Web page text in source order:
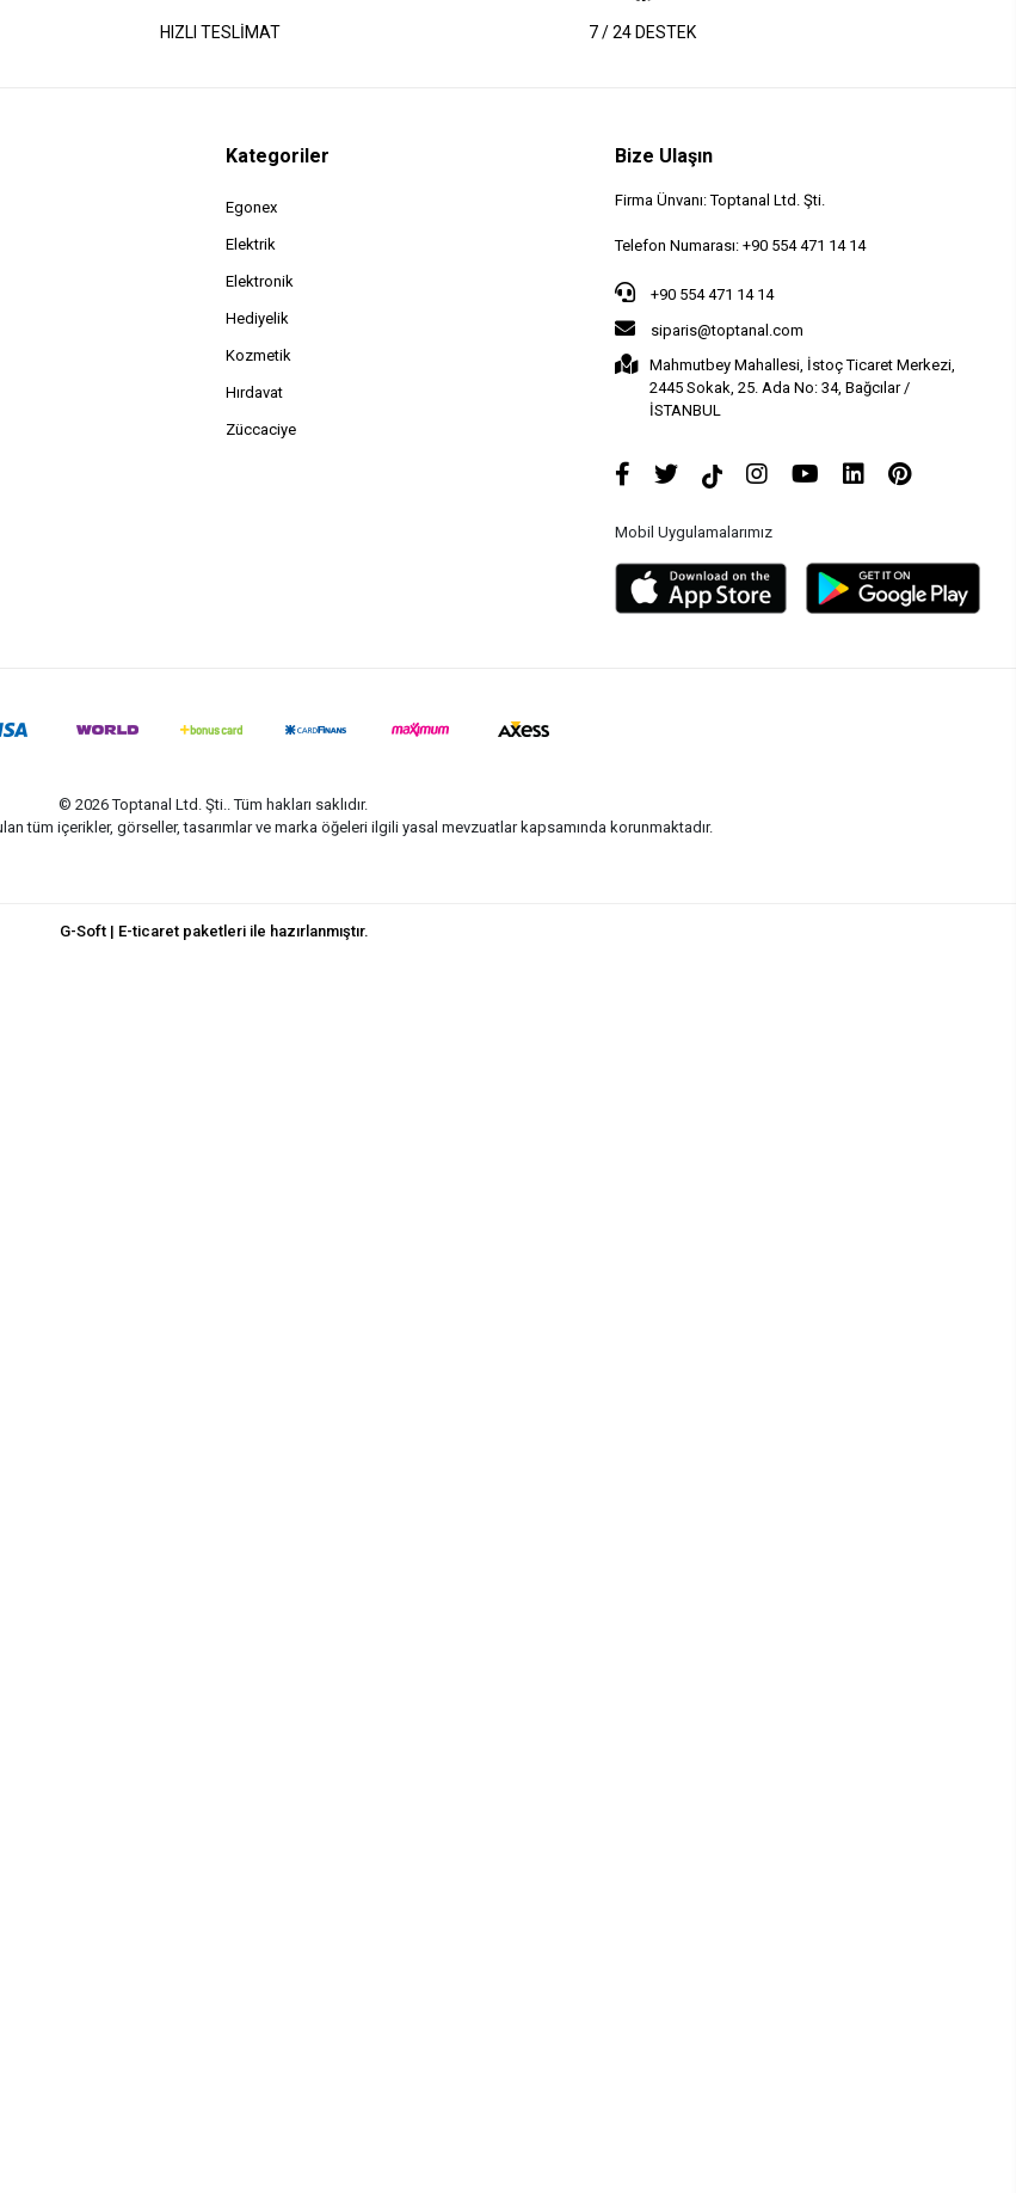
HIZLI TESLİMAT 7 / 24 DESTEK
Kategoriler
Egonex
Elektrik
Elektronik
Hediyelik
Kozmetik
Hırdavat
Züccaciye
Bize Ulaşın
Firma Ünvanı: Toptanal Ltd. Şti.
Telefon Numarası: +90 554 471 14 14
+90 554 471 14 14
siparis@toptanal.com
Mahmutbey Mahallesi, İstoç Ticaret Merkezi,
2445 Sokak, 25. Ada No: 34, Bağcılar /
İSTANBUL
Mobil Uygulamalarımız
© 2026 Toptanal Ltd. Şti.. Tüm hakları saklıdır.
tüm içerikler, görseller, tasarımlar ve marka öğeleri ilgili yasal mevzuatlar kapsamında korunmaktadır.
G-Soft | E-ticaret paketleri ile hazırlanmıştır.